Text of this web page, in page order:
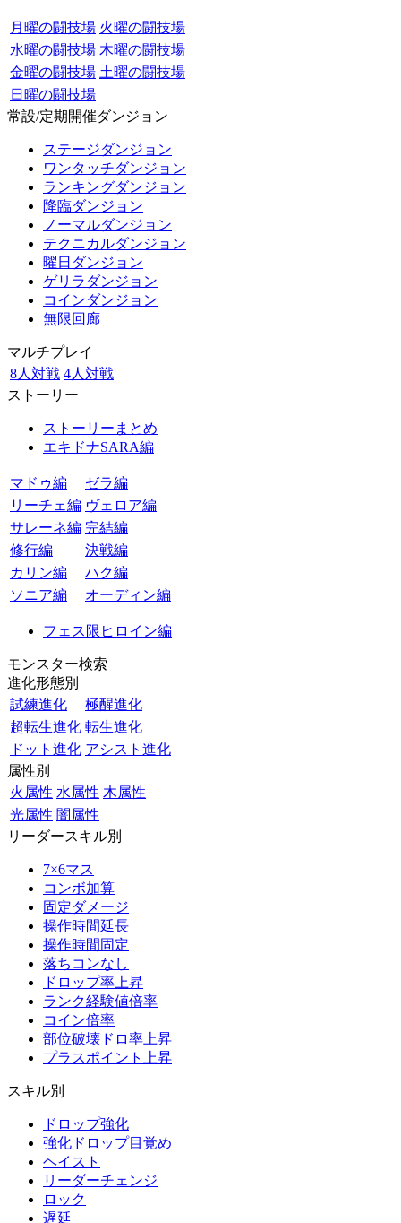
月曜の闘技場 火曜の闘技場
水曜の闘技場 木曜の闘技場
金曜の闘技場 土曜の闘技場
日曜の闘技場
常設/定期開催ダンジョン
ステージダンジョン
ワンタッチダンジョン
ランキングダンジョン
降臨ダンジョン
ノーマルダンジョン
テクニカルダンジョン
曜日ダンジョン
ゲリラダンジョン
コインダンジョン
無限回廊
マルチプレイ
8人対戦 4人対戦
ストーリー
ストーリーまとめ
エキドナSARA編
マドゥ編
ゼラ編
リーチェ編 ヴェロア編
サレーネ編 完結編
修行編
決戦編
カリン編
ハク編
ソニア編
オーディン編
フェス限ヒロイン編
モンスター検索
進化形態別
試練進化
極醒進化
超転生進化 転生進化
ドット進化 アシスト進化
属性別
火属性 水属性 木属性
光属性 闇属性
リーダースキル別
7×6マス
コンボ加算
固定ダメージ
操作時間延長
操作時間固定
落ちコンなし
ドロップ率上昇
ランク経験値倍率
コイン倍率
部位破壊ドロ率上昇
プラスポイント上昇
スキル別
ドロップ強化
強化ドロップ目覚め
ヘイスト
リーダーチェンジ
ロック
遅延